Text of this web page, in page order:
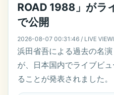
ROAD 1988」がラ
で公開
2026-08-07 00:31:46 / LIVE
浜田省吾による過去の名
が、日本国内でライブビ
ることが発表されました。